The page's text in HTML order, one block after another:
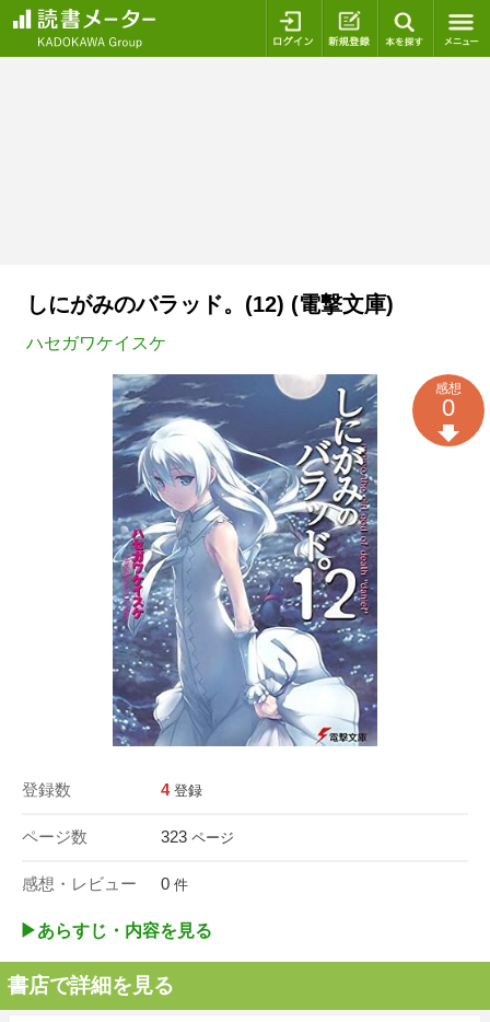
ログイン 新規登録
しにがみのバラッド。(12) (電撃文庫)
ハセガワケイスケ
登録数 4 登録
ページ数 323 ページ
感想・レビュー 0 件
感想
0
▶︎あらすじ・内容を見る
書店で詳細を見る